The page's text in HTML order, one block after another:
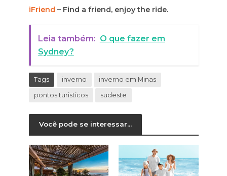
iFriend – Find a friend, enjoy the ride.
Leia também: O que fazer em
Sydney?
Tags inverno inverno em Minas
pontos turisticos sudeste
Você pode se interessar...